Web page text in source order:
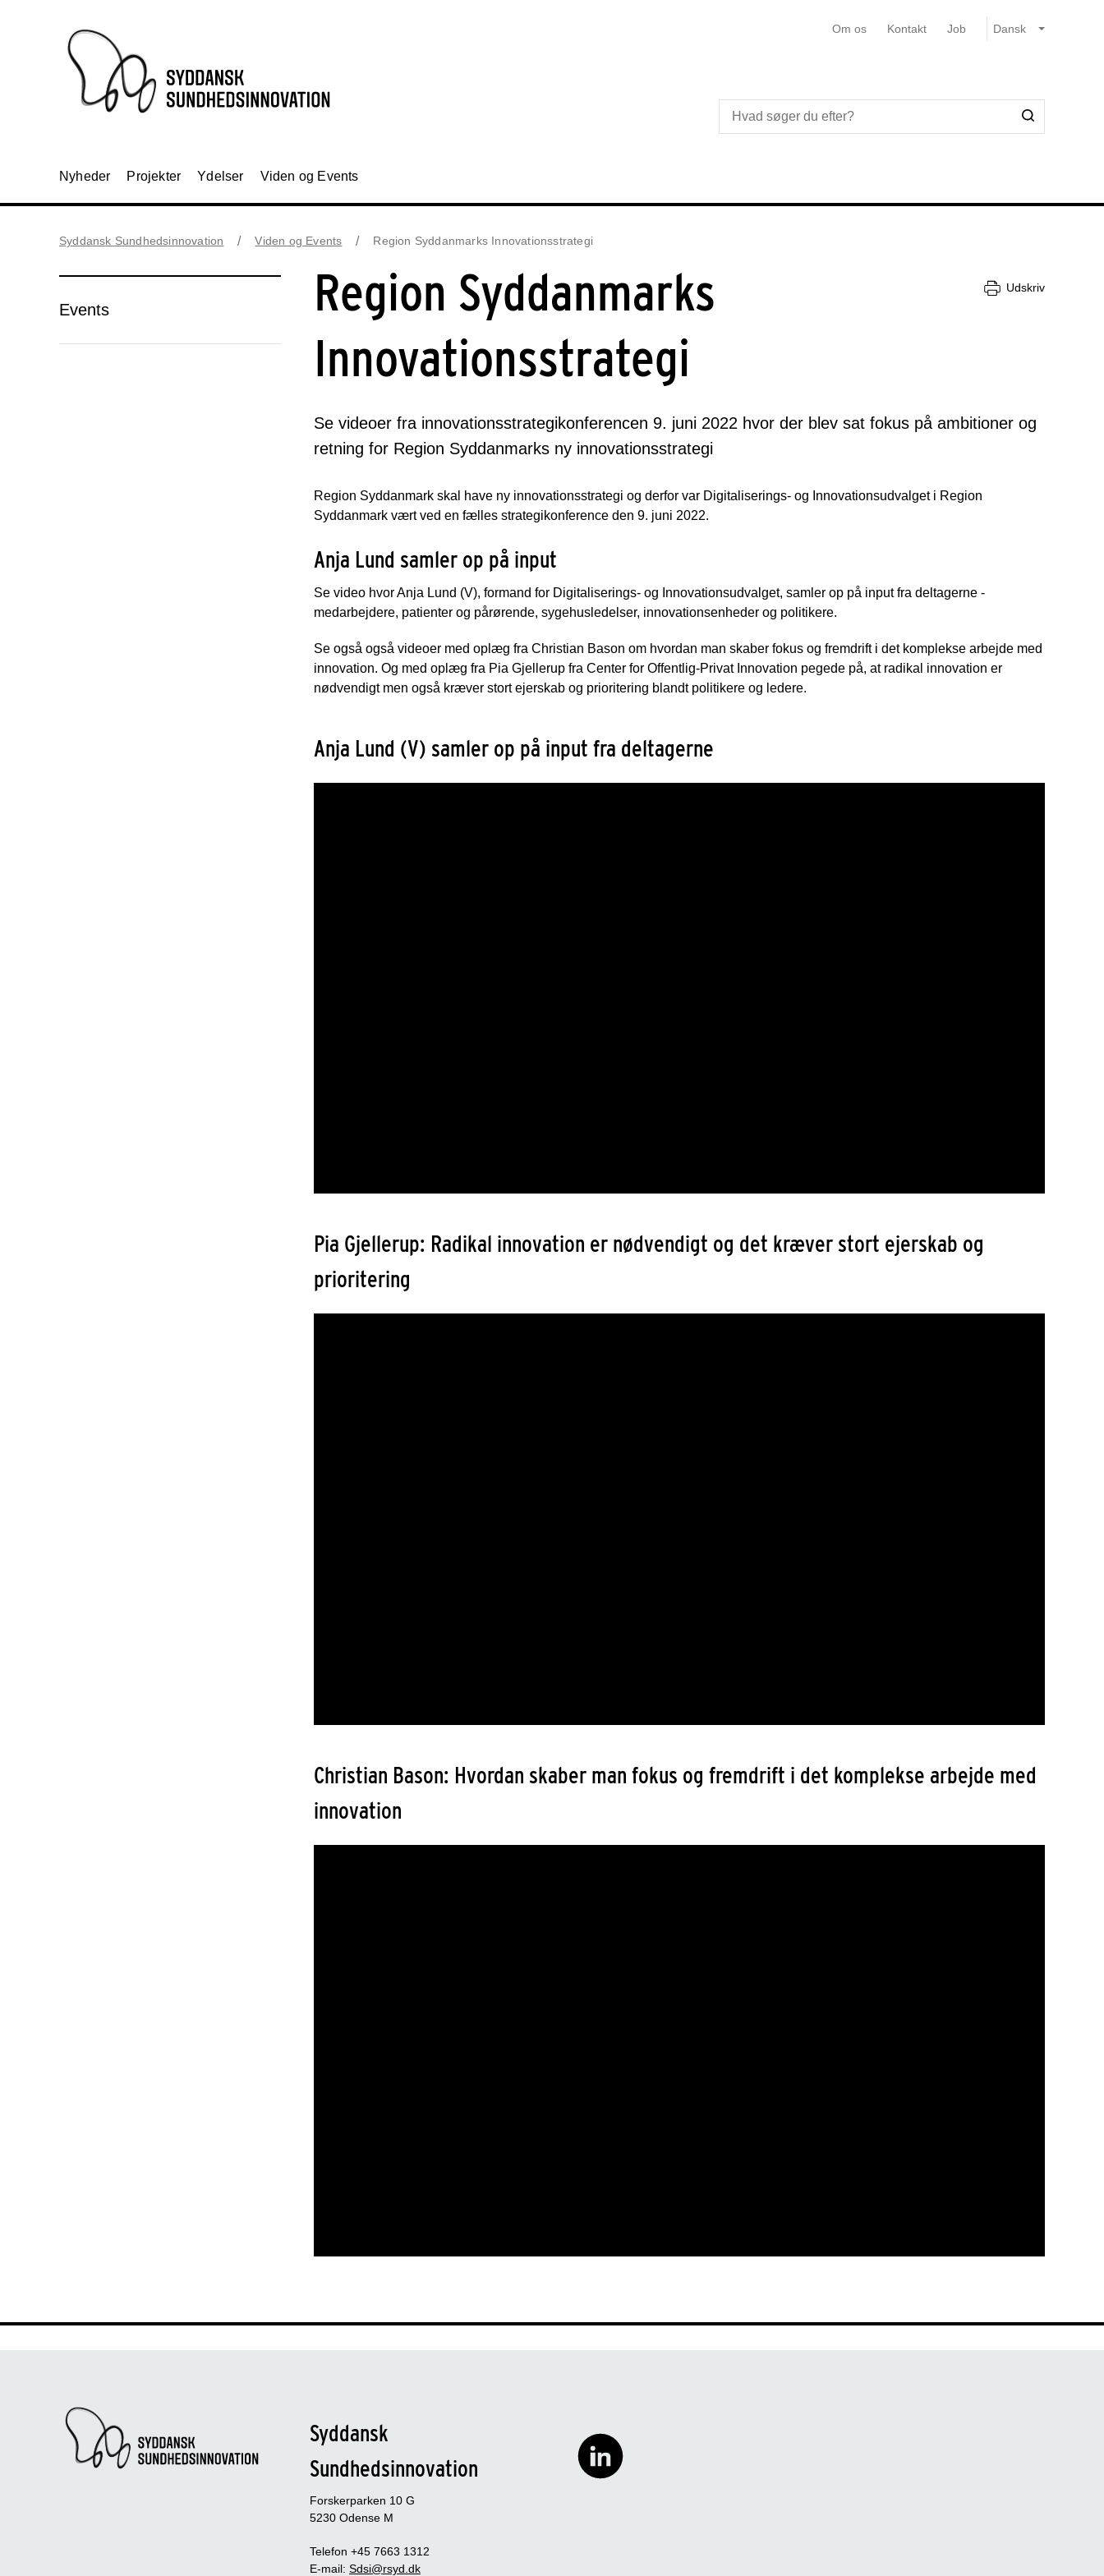
Om os Kontakt Job
Nyheder Projekter Ydelser Viden og Events
Syddansk Sundhedsinnovation Viden og Events Region Syddanmarks Innovationsstrategi
Events
Region Syddanmarks
Innovationsstrategi
Udskriv
Se videoer fra innovationsstrategikonferencen 9. juni 2022 hvor der blev sat fokus på ambitioner og
retning for Region Syddanmarks ny innovationsstrategi
Region Syddanmark skal have ny innovationsstrategi og derfor var Digitaliserings- og Innovationsudvalget i Region
Syddanmark vært ved en fælles strategikonference den 9. juni 2022.
Anja Lund samler op på input
Se video hvor Anja Lund (V), formand for Digitaliserings- og Innovationsudvalget, samler op på input fra deltagerne -
medarbejdere, patienter og pårørende, sygehusledelser, innovationsenheder og politikere.
Se også også videoer med oplæg fra Christian Bason om hvordan man skaber fokus og fremdrift i det komplekse arbejde med
innovation. Og med oplæg fra Pia Gjellerup fra Center for Offentlig-Privat Innovation pegede på, at radikal innovation er
nødvendigt men også kræver stort ejerskab og prioritering blandt politikere og ledere.
Anja Lund (V) samler op på input fra deltagerne
Pia Gjellerup: Radikal innovation er nødvendigt og det kræver stort ejerskab og
prioritering
Christian Bason: Hvordan skaber man fokus og fremdrift i det komplekse arbejde med
innovation
Syddansk
Sundhedsinnovation
Forskerparken 10 G
5230 Odense M
Telefon +45 7663 1312
E-mail: Sdsi@rsyd.dk